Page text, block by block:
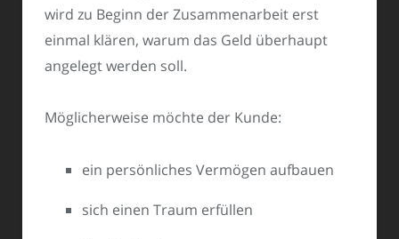
wird zu Beginn der Zusammenarbeit erst
einmal klären, warum das Geld überhaupt
angelegt werden soll.
Möglicherweise möchte der Kunde:
ein persönliches Vermögen aufbauen
sich einen Traum erfüllen